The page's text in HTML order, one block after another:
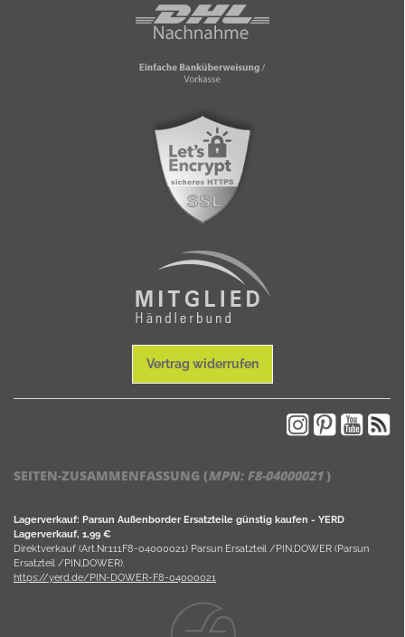
Vertrag widerrufen
SEITEN-ZUSAMMENFASSUNG (MPN: F8-04000021)
Lagerverkauf: Parsun Außenborder Ersatzteile günstig kaufen - YERD
Lagerverkauf, 1,99 €
Direktverkauf (Art.Nr.111F8-04000021) Parsun Ersatzteil /PIN,DOWER (Parsun
Ersatzteil /PIN,DOWER).
https://yerd.de/PIN-DOWER-F8-04000021